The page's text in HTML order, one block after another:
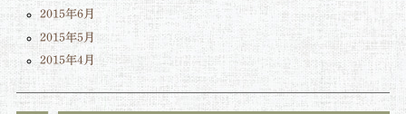
2015年6月
2015年5月
2015年4月